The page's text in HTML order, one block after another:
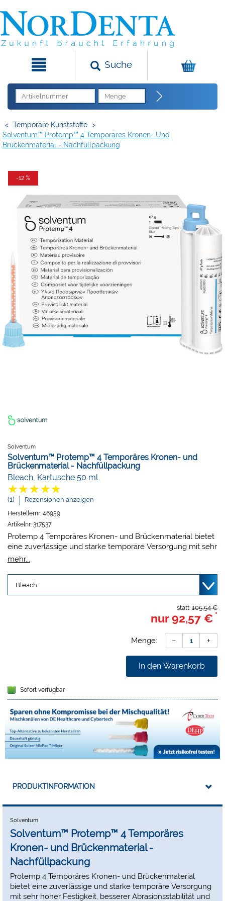
Suche
< Temporäre Kunststoffe >
Solventum™ Protemp™ 4 Temporäres Kronen- Und
Brückenmaterial - Nachfüllpackung
-12 %
Solventum
Solventum™ Protemp™ 4 Temporäres Kronen- und
Brückenmaterial - Nachfüllpackung
Bleach, Kartusche 50 ml
(1) Rezensionen anzeigen
Herstellernr: 46959
Artikelnr: 317537
Protemp 4 Temporäres Kronen- und Brückenmaterial bietet
eine zuverlässige und starke temporäre Versorgung mit sehr
hoher Festigkeit, besserer Abrasionsstabilität und ist auch für
Sehr hohe Festigkeitswerte
Hervorragende Ästhetik
Einfache, zeitsparende Handhabung
Kartusche und 16 Mischkanülen.
mehr...
105,54 €
statt
nur92,57 € *
Menge:
In den Warenkorb
Sofort verfügbar
PRODUKTINFORMATION
Solventum
Solventum™ Protemp™ 4 Temporäres
Kronen- und Brückenmaterial -
Nachfüllpackung
Protemp 4 Temporäres Kronen- und Brückenmaterial
bietet eine zuverlässige und starke temporäre Versorgung
mit sehr hoher Festigkeit, besserer Abrasionsstabilität und